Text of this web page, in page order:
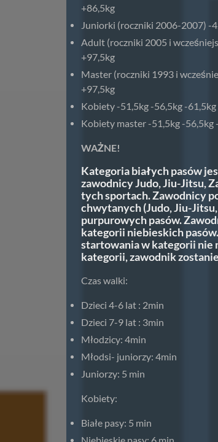
+86,5kg
Juniorki (roczniki 2006-2007) -
Adult (roczniki 2005 i
+97,5kg
Master (roczniki 1993 i
+97,5kg
Kobiety -51,5kg -56,5kg -
Kobiety master -51,5kg -56,5kg
WAŻNE!
Kategoria białych pasów
zawodnicy Judo, Jiu-Jitsu,
tych sportach. Zawodnicy
chwytanych (Judo, Jiu-
purpurowych pasów.
kategorii niebieskich
startowania w kategorii nie
kategorii, zawodnik
Czas walki:
Dzieci 4-6 lat : 2min
Dzieci 7-9 lat : 3min
Młodzicy: 4min
Młodsi- juniorzy: 4min
Juniorzy: 5 min
Kobiety:
Białe pasy: 5 min